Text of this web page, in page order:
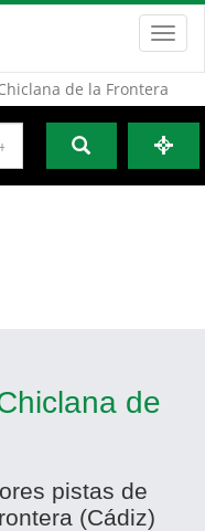
de la Frontera
de
pistas de
(Cádiz)